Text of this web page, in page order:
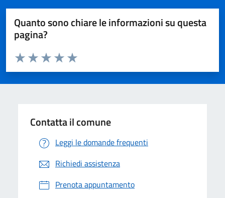
Quanto sono chiare le informazioni su questa
pagina?
Valuta da 1 a 5 stelle la pagina
Valuta 5 stelle su 5
Valuta 4 stelle su 5
Valuta 3 stelle su 5
Valuta 2 stelle su 5
Valuta 1 stelle su 5
Contatta il comune
Leggi le domande frequenti
Richiedi assistenza
Prenota appuntamento